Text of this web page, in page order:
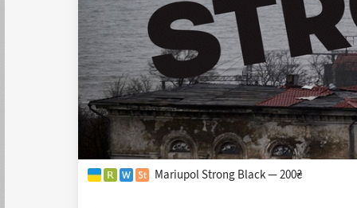
Mariupol Strong Black — 200₴